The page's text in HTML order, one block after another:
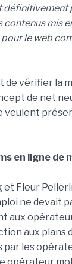
définitivement
mis
le web
vérifier la
de net
veulent
en ligne de
Fleur
ne devait
aux
aux plans
les